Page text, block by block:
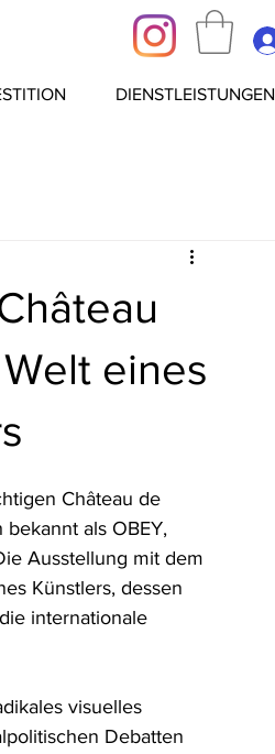
DIENSTLEISTUNGEN
eines
Château de
als OBEY,
Ausstellung mit dem
Künstlers, dessen
internationale
visuelles
Debatten